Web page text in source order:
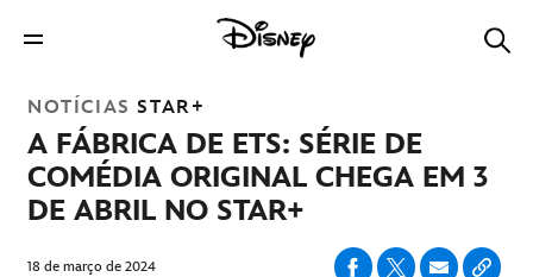
NOTÍCIAS STAR+
A FÁBRICA DE ETS: SÉRIE DE
COMÉDIA ORIGINAL CHEGA EM 3
DE ABRIL NO STAR+
18 de março de 2024